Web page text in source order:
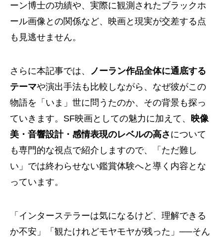
ーン博士の功績や、実際に観測されたブラックホ
ール画像との関係など、映画と現実が交差する点
も見逃せません。
さらに本記事では、 ノーラン作品全体に通底する
テーマや演出手法も比較しながら、なぜ彼がこの
物語を「いま」世に問うたのか、その背景も探っ
ていきます。SF映画としての魅力に加えて、 映像
美・音響設計・感情表現のレベルの高さ について
も専門的な視点で紹介しますので、「ただ難し
い」では終わらせない鑑賞体験へと導く内容とな
っています。
「インターステラーは気になるけど、理解できる
か不安」「観たけれどモヤモヤが残った」──そん